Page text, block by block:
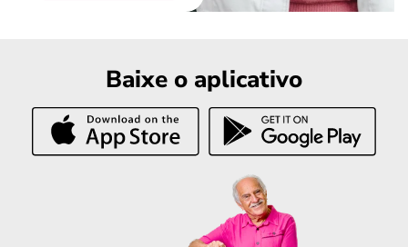
Baixe o aplicativo